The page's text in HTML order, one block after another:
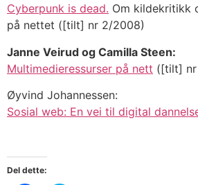
Cyberpunk is dead. Om kildekritikk
på nettet ([tilt] nr 2/2008)
Janne Veirud og Camilla Steen:
Multimedieressurser på nett ([tilt] nr
Øyvind Johannessen:
Sosial web: En vei til digital
Del dette: